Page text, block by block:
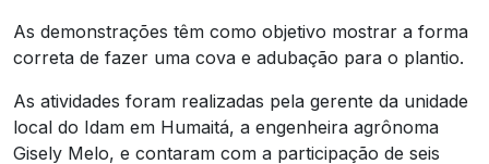
As demonstrações têm como objetivo mostrar a forma
correta de fazer uma cova e adubação para o plantio.
As atividades foram realizadas pela gerente da unidade
local do Idam em Humaitá, a engenheira agrônoma
Gisely Melo, e contaram com a participação de seis